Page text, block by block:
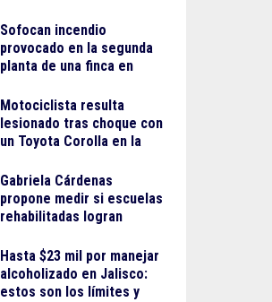
Sofocan incendio
provocado en la segunda
planta de una finca en
Motociclista resulta
lesionado tras choque con
un Toyota Corolla en la
Gabriela Cárdenas
propone medir si escuelas
rehabilitadas logran
escolar
Hasta $23 mil por manejar
alcoholizado en Jalisco:
estos son los límites y